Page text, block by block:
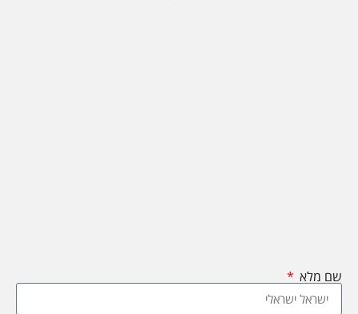
שם מלא